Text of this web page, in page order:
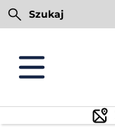
PrzejdźSzukaj